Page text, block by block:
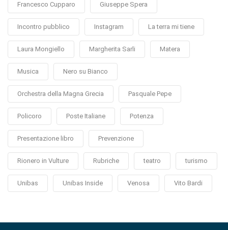
Francesco Cupparo Giuseppe Spera
Incontro pubblico Instagram La terra mi tiene
Laura Mongiello Margherita Sarli Matera
Musica Nero su Bianco
Orchestra della Magna Grecia Pasquale Pepe
Policoro Poste Italiane Potenza
Presentazione libro Prevenzione
Rionero in Vulture Rubriche teatro turismo
Unibas Unibas Inside Venosa Vito Bardi